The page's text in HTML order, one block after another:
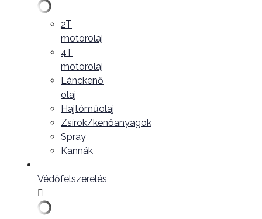
2T
motorolaj
4T
motorolaj
Lánckenő
olaj
Hajtóműolaj
Zsírok/kenőanyagok
Spray
Kannák
Védőfelszerelés